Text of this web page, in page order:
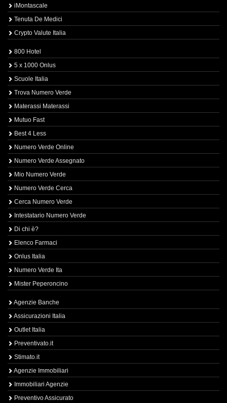
iMontascale
Tenuta De Medici
Crypto Valute Italia
800 Hotel
5 x 1000 Onlus
Scuole Italia
Trova Numero Verde
Materassi Materassi
Mutuo Fast
Best 4 Less
Numero Verde Online
Numero Verde Assegnato
Mio Numero Verde
Numero Verde Cerca
Cerca Numero Verde
Intestatario Numero Verde
Di chi è?
Elenco Farmaci
Onlus Italia
Numero Verde Ita
Mister Peperoncino
Agenzie Banche
Assicurazioni Italia
Outlet Italia
Preventivato.it
Stimato.it
Agenzie Immobiliari
Immobiliari Agenzie
Preventivo Assicurato